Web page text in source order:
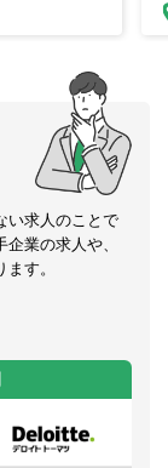
い求人のことで
業の求人や、
す。